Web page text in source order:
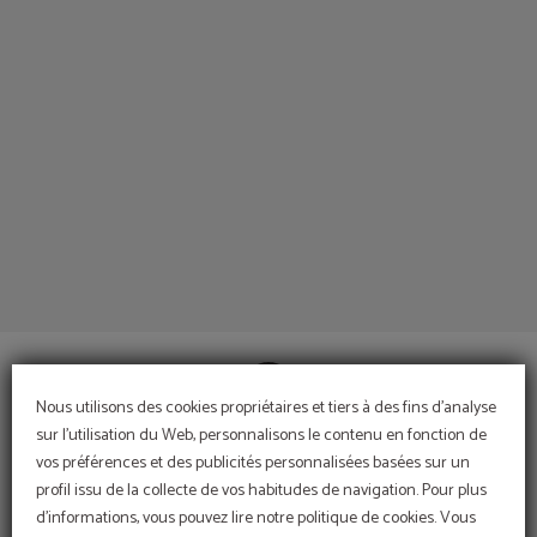
Nous utilisons des cookies propriétaires et tiers à des fins d'analyse
sur l'utilisation du Web, personnalisons le contenu en fonction de
vos préférences et des publicités personnalisées basées sur un
profil issu de la collecte de vos habitudes de navigation. Pour plus
d'informations, vous pouvez lire notre politique de cookies. Vous
CONTACT